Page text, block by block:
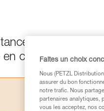
de
chutant.Faites un choix
Nous (PETZL
assurer du bon
notre trafic. Nous
partenaires analytiques,
vous les acceptez, nos